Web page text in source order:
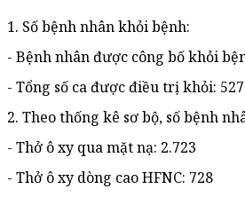
1. Số bệnh nhân khỏi bệnh:
- Bệnh nhân được công bố khỏi
- Tổng số ca được điều trị khỏi:
2. Theo thống kê sơ bộ, số bệnh
- Thở ô xy qua mặt nạ: 2.723
- Thở ô xy dòng cao HFNC: 728